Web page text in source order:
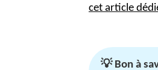
cet article
💡 Bon à